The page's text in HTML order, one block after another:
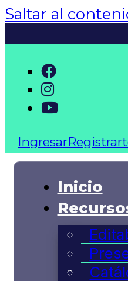
Saltar al
Ingresar
Inicio